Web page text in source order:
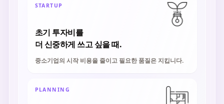
STARTUP
초기 투자비를
더 신중하게 쓰고 싶을 때.
중소기업의 시작 비용을 줄이고 필요한 품질은 지킵니다.
PLANNING